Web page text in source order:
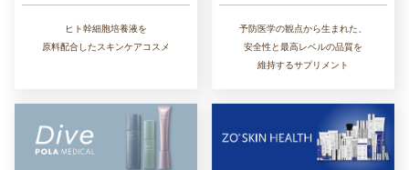
ヒト幹細胞培養液を
原料配合したスキンケアコスメ
予防医学の観点から生まれた、
安全性と最高レベルの品質を
維持するサプリメント